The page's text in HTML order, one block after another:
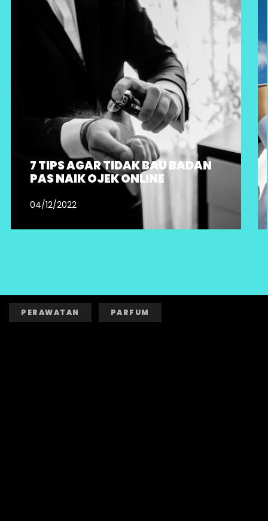
7 TIPS AGAR TIDAK BAU BADAN
PAS NAIK OJEK ONLINE
04/12/2022
PERAWATAN PARFUM